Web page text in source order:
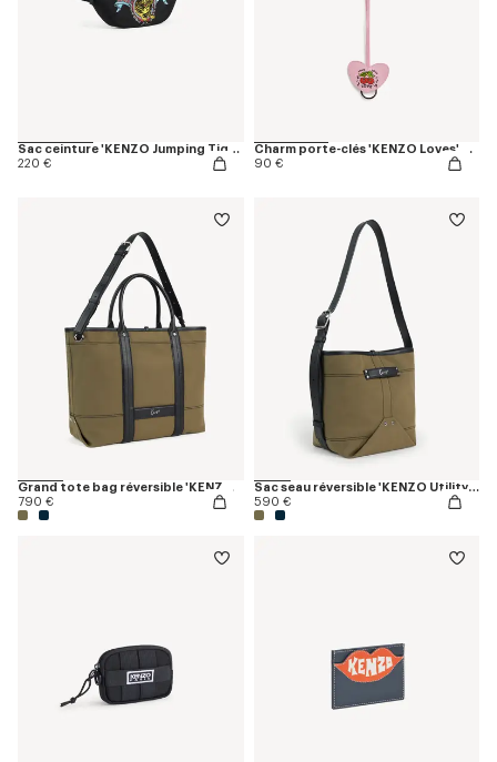
Sac ceinture 'KENZO Jumping Tiger'
220 €
Charm porte-clés 'KENZO Loves' en cuir
90 €
Grand tote bag réversible 'KENZO Utility' en toile et cuir
790 €
Sac seau réversible 'KENZO Utility' en toile et cuir
590 €